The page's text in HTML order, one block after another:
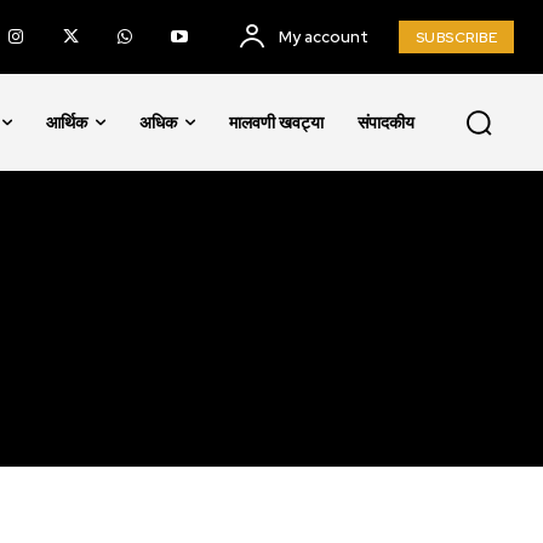
SUBSCRIBE
thePrivacy Policy.
My account SUBSCRIBE
आर्थिक अधिक मालवणी खवट्या संपादकीय